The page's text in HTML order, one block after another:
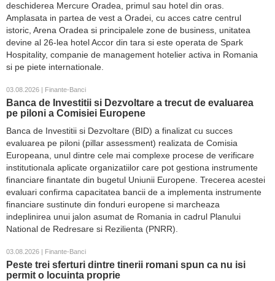
deschiderea Mercure Oradea, primul sau hotel din oras.
Amplasata in partea de vest a Oradei, cu acces catre centrul
istoric, Arena Oradea si principalele zone de business, unitatea
devine al 26-lea hotel Accor din tara si este operata de Spark
Hospitality, companie de management hotelier activa in Romania
si pe piete internationale.
03.08.2026 | Finante-Banci
Banca de Investitii si Dezvoltare a trecut de evaluarea
pe piloni a Comisiei Europene
Banca de Investitii si Dezvoltare (BID) a finalizat cu succes
evaluarea pe piloni (pillar assessment) realizata de Comisia
Europeana, unul dintre cele mai complexe procese de verificare
institutionala aplicate organizatiilor care pot gestiona instrumente
financiare finantate din bugetul Uniunii Europene. Trecerea acestei
evaluari confirma capacitatea bancii de a implementa instrumente
financiare sustinute din fonduri europene si marcheaza
indeplinirea unui jalon asumat de Romania in cadrul Planului
National de Redresare si Rezilienta (PNRR).
03.08.2026 | Finante-Banci
Peste trei sferturi dintre tinerii romani spun ca nu isi
permit o locuinta proprie